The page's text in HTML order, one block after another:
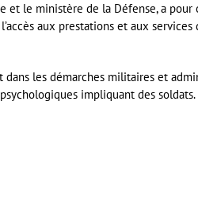
et le ministère de la Défense, a
aux prestations et aux services
les démarches militaires et
impliquant des soldats.